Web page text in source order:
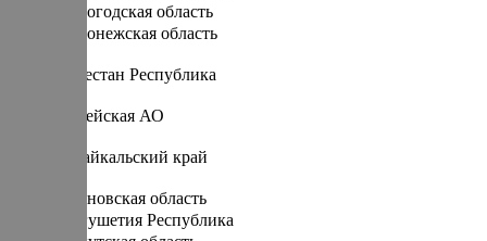
Вологодская область
Воронежская область
Дагестан Республика
Еврейская АО
Забайкальский край
Ивановская область
Ингушетия Республика